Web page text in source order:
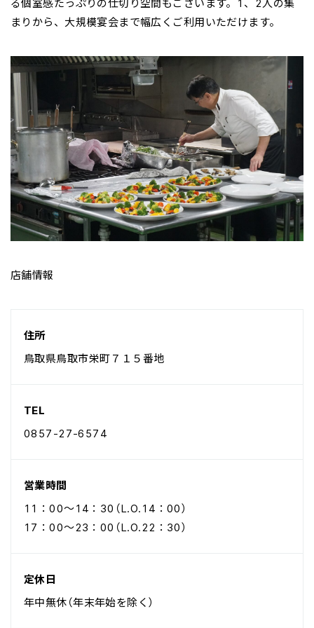
まりから、大規模宴会まで幅広くご利用いただけます。
店舗情報
住所
鳥取県鳥取市栄町７１５番地
TEL
0857-27-6574
営業時間
11：00～14：30（L.O.14：00）
17：00～23：00（L.O.22：30）
定休日
年中無休（年末年始を除く）